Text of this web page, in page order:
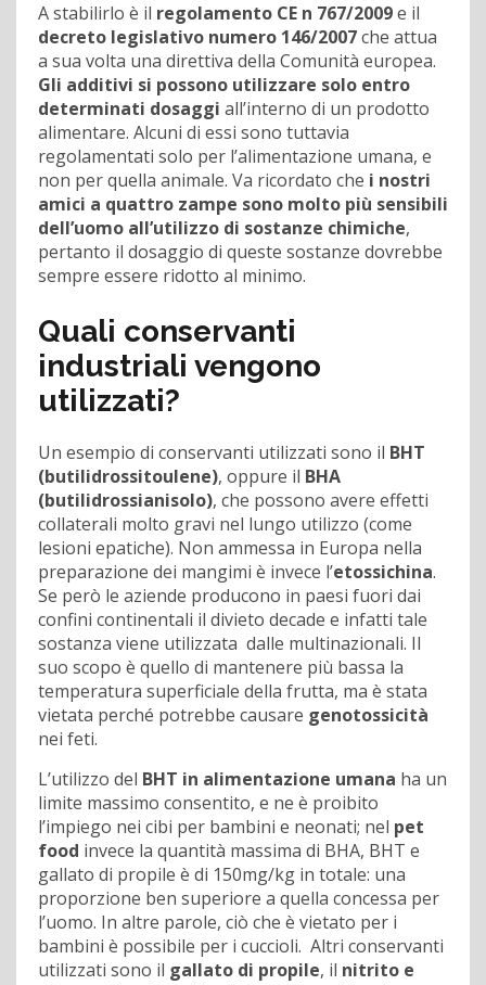
A stabilirlo è il regolamento CE n 767/2009e il
decreto legislativo numero 146/2007che attua
a sua volta una direttiva della Comunità europea.
Gli additivi si possono utilizzare solo entro
determinati dosaggi all’interno di un prodotto
alimentare. Alcuni di essi sono tuttavia
regolamentati solo per l’alimentazione umana, e
non per quella animale. Va ricordato che i nostri
amici a quattro zampe sono molto più sensibili
dell’uomo all’utilizzo di sostanze chimiche,
pertanto il dosaggio di queste sostanze dovrebbe
sempre essere ridotto al minimo.
Quali conservanti
industriali vengono
utilizzati?
Un esempio di conservanti utilizzati sono il BHT
(butilidrossitoulene), oppure il BHA
(butilidrossianisolo), che possono avere effetti
collaterali molto gravi nel lungo utilizzo (come
lesioni epatiche). Non ammessa in Europa nella
preparazione dei mangimi è invece l’etossichina.
Se però le aziende producono in paesi fuori dai
confini continentali il divieto decade e infatti tale
sostanza viene utilizzata dalle multinazionali. Il
suo scopo è quello di mantenere più bassa la
temperatura superficiale della frutta, ma è stata
vietata perché potrebbe causare genotossicità
nei feti.
L’utilizzo del BHT in alimentazione umana ha un
limite massimo consentito, e ne è proibito
l’impiego nei cibi per bambini e neonati; nel pet
food invece la quantità massima di BHA, BHT e
gallato di propile è di 150mg/kg in totale: una
proporzione ben superiore a quella concessa per
l’uomo. In altre parole, ciò che è vietato per i
bambini è possibile per i cuccioli. Altri conservanti
utilizzati sono il gallato di propile, il nitrito e